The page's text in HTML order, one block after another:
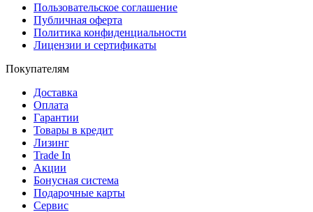
Пользовательское соглашение
Публичная оферта
Политика конфиденциальности
Лицензии и сертификаты
Покупателям
Доставка
Оплата
Гарантии
Товары в кредит
Лизинг
Trade In
Акции
Бонусная система
Подарочные карты
Сервис